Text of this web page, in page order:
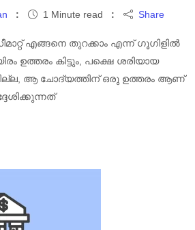
1 Minute read Share
എങ്ങനെ തുറക്കാം എന്ന് ഗൂഗിളിൽ
ഉത്തരം കിട്ടും, പക്ഷെ ശരിയായ
ആ ചോദ്യത്തിന് ഒരു ഉത്തരം ആണ്